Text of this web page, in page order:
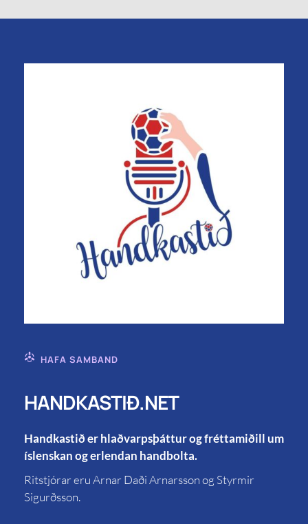
HAFA SAMBAND
HANDKASTIÐ.NET
Handkastið er hlaðvarpsþáttur og fréttamiðill um
íslenskan og erlendan handbolta.
Ritstjórar eru Arnar Daði Arnarsson og Styrmir
Sigurðsson.